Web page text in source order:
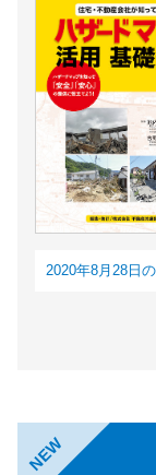
2020年8月28日
NEW